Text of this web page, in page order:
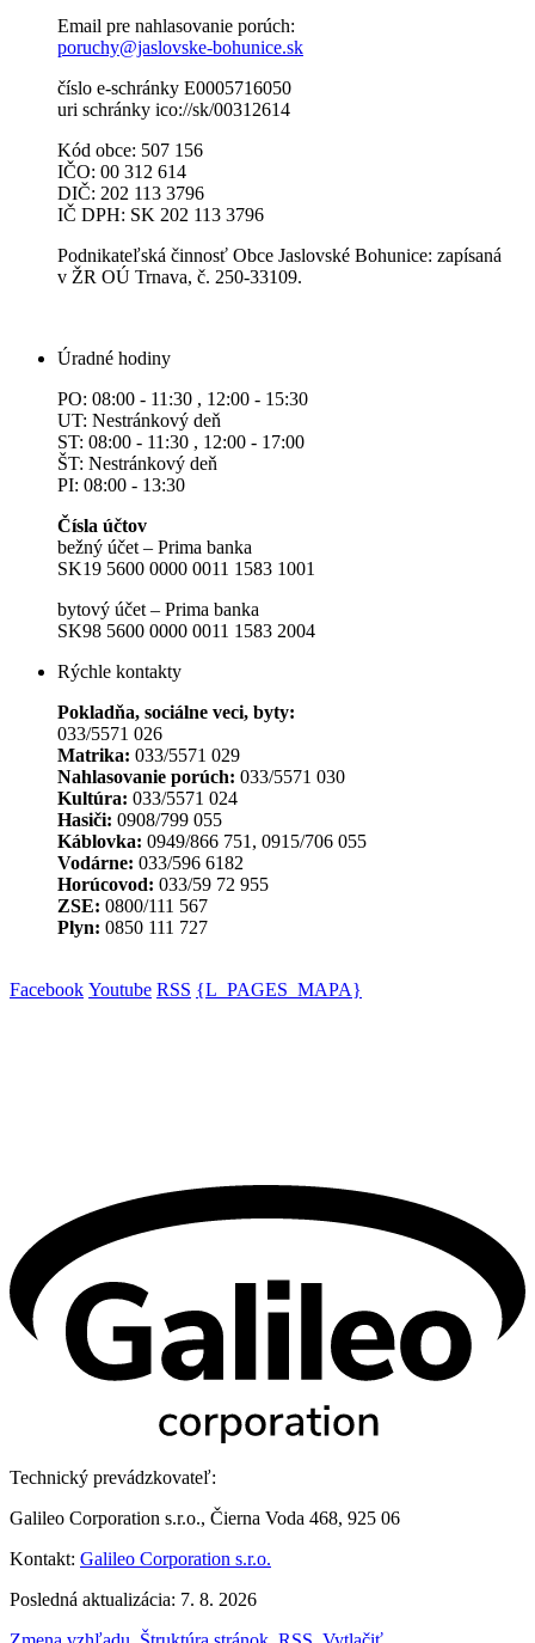
Email pre nahlasovanie porúch:
poruchy@jaslovske-bohunice.sk
číslo e-schránky E0005716050
uri schránky ico://sk/00312614
Kód obce: 507 156
IČO: 00 312 614
DIČ: 202 113 3796
IČ DPH: SK 202 113 3796
Podnikateľská činnosť Obce Jaslovské Bohunice: zapísaná
v ŽR OÚ Trnava, č. 250-33109.
Úradné hodiny
PO: 08:00 - 11:30 , 12:00 - 15:30
UT: Nestránkový deň
ST: 08:00 - 11:30 , 12:00 - 17:00
ŠT: Nestránkový deň
PI: 08:00 - 13:30
Čísla účtov
bežný účet – Prima banka
SK19 5600 0000 0011 1583 1001
bytový účet – Prima banka
SK98 5600 0000 0011 1583 2004
Rýchle kontakty
Pokladňa, sociálne veci, byty:
033/5571 026
Matrika: 033/5571 029
Nahlasovanie porúch: 033/5571 030
Kultúra: 033/5571 024
Hasiči: 0908/799 055
Káblovka: 0949/866 751, 0915/706 055
Vodárne: 033/596 6182
Horúcovod: 033/59 72 955
ZSE: 0800/111 567
Plyn: 0850 111 727
Facebook Youtube RSS {L_PAGES_MAPA}
Technický prevádzkovateľ:
Galileo Corporation s.r.o., Čierna Voda 468, 925 06
Kontakt: Galileo Corporation s.r.o.
Posledná aktualizácia: 7. 8. 2026